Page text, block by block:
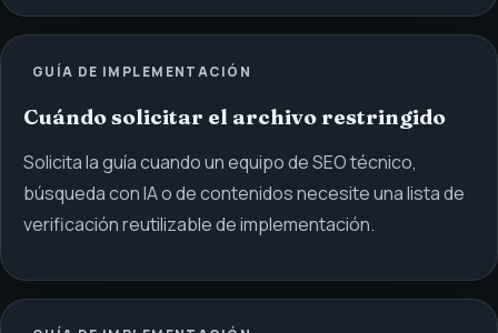
GUÍA DE IMPLEMENTACIÓN
Cuándo solicitar el archivo restringido
Solicita la guía cuando un equipo de SEO técnico,
búsqueda con IA o de contenidos necesite una lista de
verificación reutilizable de implementación.